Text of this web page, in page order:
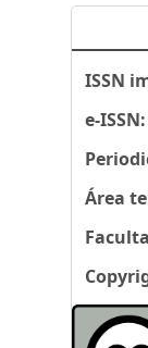
ISSN
e-ISSN:
Área